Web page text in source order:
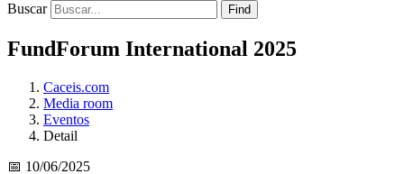
Buscar Find
FundForum International 2025
Caceis.com
Media room
Eventos
Detail
📅 10/06/2025